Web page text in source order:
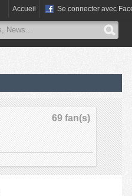
Accueil Se connecter avec
69 fan(s)